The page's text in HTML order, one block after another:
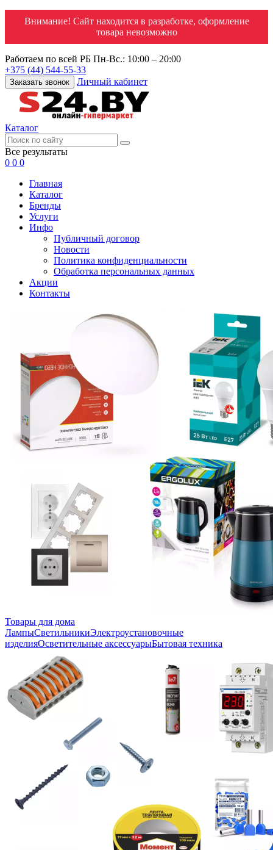
Внимание! Сайт находится в разработке, оформление
товара невозможно
Работаем по всей РБ Пн-Вс.: 10:00 – 20:00
+375 (44) 544-55-33
Заказать звонок Личный кабинет
Каталог
Все результаты
0 0 0
Главная
Каталог
Бренды
Услуги
Инфо
Публичный договор
Новости
Политика конфиденциальности
Обработка персональных данных
Акции
Контакты
Товары для дома
ЛампыСветильникиЭлектроустановочные
изделияОсветительные аксессуарыБытовая техника